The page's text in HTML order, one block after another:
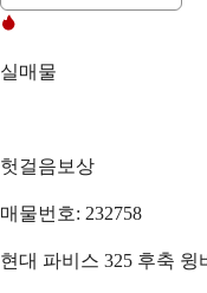
실매물
헛걸음보상
매물번호: 232758
현대 파비스 325 후축 윙